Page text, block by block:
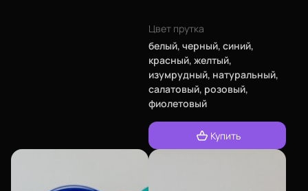
Цвет прутка
белый, черный, синий,
красный, желтый,
изумрудный, натуральный,
салатовый, розовый,
фиолетовый
Купить